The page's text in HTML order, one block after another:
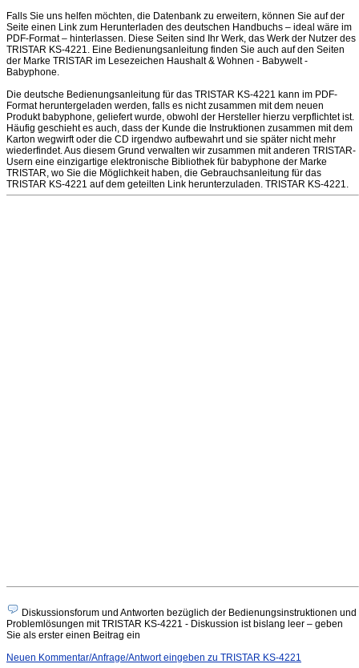
Falls Sie uns helfen möchten, die Datenbank zu erweitern, können Sie auf der
Seite einen Link zum Herunterladen des deutschen Handbuchs – ideal wäre im
PDF-Format – hinterlassen. Diese Seiten sind Ihr Werk, das Werk der Nutzer des
TRISTAR KS-4221. Eine Bedienungsanleitung finden Sie auch auf den Seiten
der Marke TRISTAR im Lesezeichen Haushalt & Wohnen - Babywelt -
Babyphone.
Die deutsche Bedienungsanleitung für das TRISTAR KS-4221 kann im PDF-
Format heruntergeladen werden, falls es nicht zusammen mit dem neuen
Produkt babyphone, geliefert wurde, obwohl der Hersteller hierzu verpflichtet ist.
Häufig geschieht es auch, dass der Kunde die Instruktionen zusammen mit dem
Karton wegwirft oder die CD irgendwo aufbewahrt und sie später nicht mehr
wiederfindet. Aus diesem Grund verwalten wir zusammen mit anderen TRISTAR-
Usern eine einzigartige elektronische Bibliothek für babyphone der Marke
TRISTAR, wo Sie die Möglichkeit haben, die Gebrauchsanleitung für das
TRISTAR KS-4221 auf dem geteilten Link herunterzuladen. TRISTAR KS-4221.
Diskussionsforum und Antworten bezüglich der Bedienungsinstruktionen und
Problemlösungen mit TRISTAR KS-4221 - Diskussion ist bislang leer – geben
Sie als erster einen Beitrag ein
Neuen Kommentar/Anfrage/Antwort eingeben zu TRISTAR KS-4221